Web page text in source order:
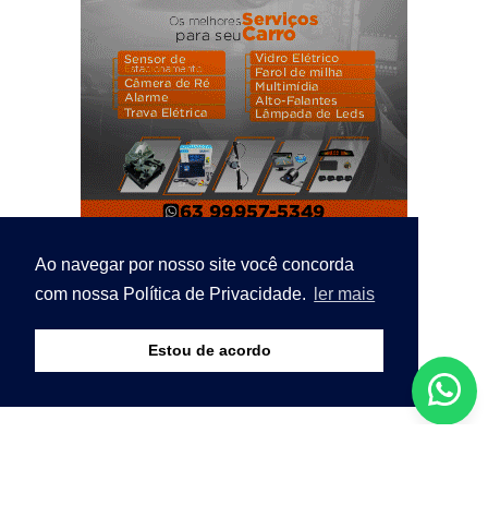
Ao navegar por nosso site você concorda
com nossa Política de Privacidade.
ler mais
Estou de acordo